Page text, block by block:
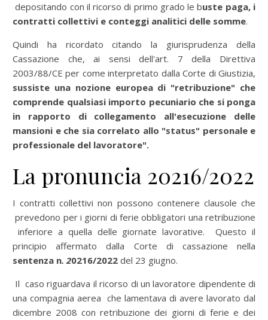
depositando con il ricorso di primo grado le buste paga, i
contratti collettivi e conteggi analitici delle somme.
Quindi ha ricordato citando la giurisprudenza della
Cassazione che, ai sensi dell'art. 7 della Direttiva
2003/88/CE per come interpretato dalla Corte di Giustizia,
sussiste una nozione europea di "retribuzione" che
comprende qualsiasi importo pecuniario che si ponga
in rapporto di collegamento all'esecuzione delle
mansioni e che sia correlato allo "status" personale e
professionale del lavoratore".
La pronuncia 20216/2022
I contratti collettivi non possono contenere clausole che
prevedono per i giorni di ferie obbligatori una retribuzione
inferiore a quella delle giornate lavorative. Questo il
principio affermato dalla Corte di cassazione nella
sentenza n. 20216/2022 del 23 giugno.
Il caso riguardava il ricorso di un lavoratore dipendente di
una compagnia aerea che lamentava di avere lavorato dal
dicembre 2008 con retribuzione dei giorni di ferie e dei